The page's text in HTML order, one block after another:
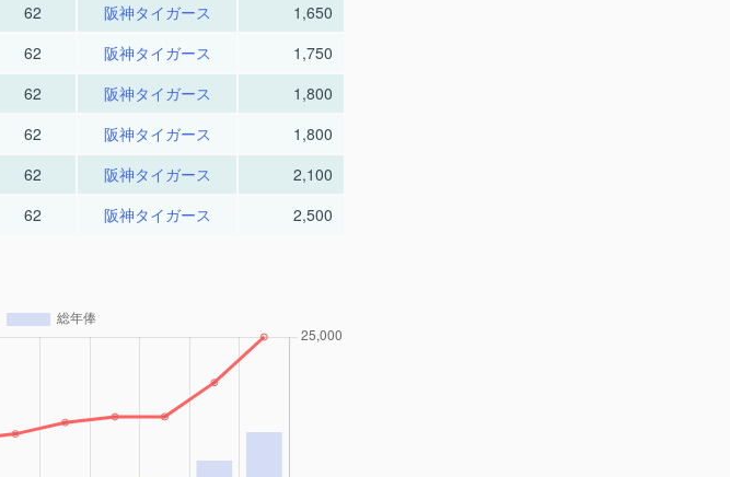
62 阪神タイガース
1,650
62 阪神タイガース
1,750
62 阪神タイガース
1,800
62 阪神タイガース
1,800
62 阪神タイガース
2,100
62 阪神タイガース 2,500